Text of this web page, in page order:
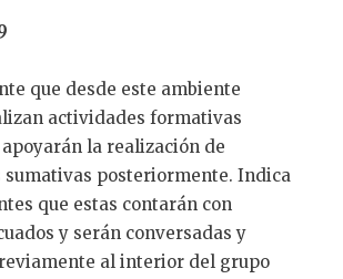
que desde este ambiente
actividades formativas
la realización de
sumativas posteriormente. Indica
que estas contarán con
y serán conversadas y
al interior del grupo